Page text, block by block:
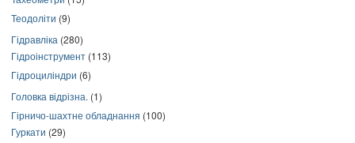
Теодоліти (9)
Гідравліка (280)
Гідроінструмент (113)
Гідроциліндри (6)
Головка відрізна. (1)
Гірничо-шахтне обладнання (100)
Гуркати (29)